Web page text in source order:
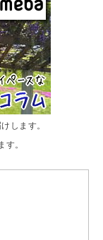
します。
。